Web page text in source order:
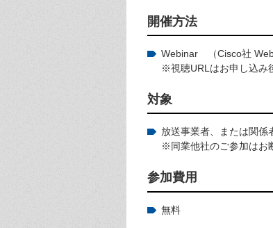
開催方法
Webinar （Cisco社
※視聴URLはお申し込み
対象
放送事業者、または関係
※同業他社のご参加はお
参加費用
無料